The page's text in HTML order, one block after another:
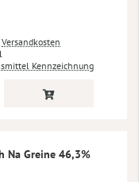
Versandkosten
Kennzeichnung
Na Greine 46,3%